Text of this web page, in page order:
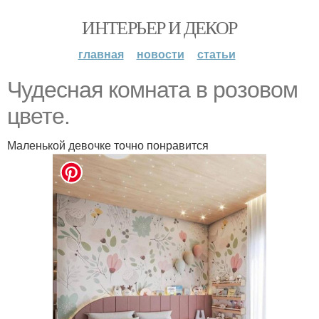
ИНТЕРЬЕР И ДЕКОР
главная новости статьи
Чудесная комната в розовом
цвете.
Маленькой девочке точно понравится